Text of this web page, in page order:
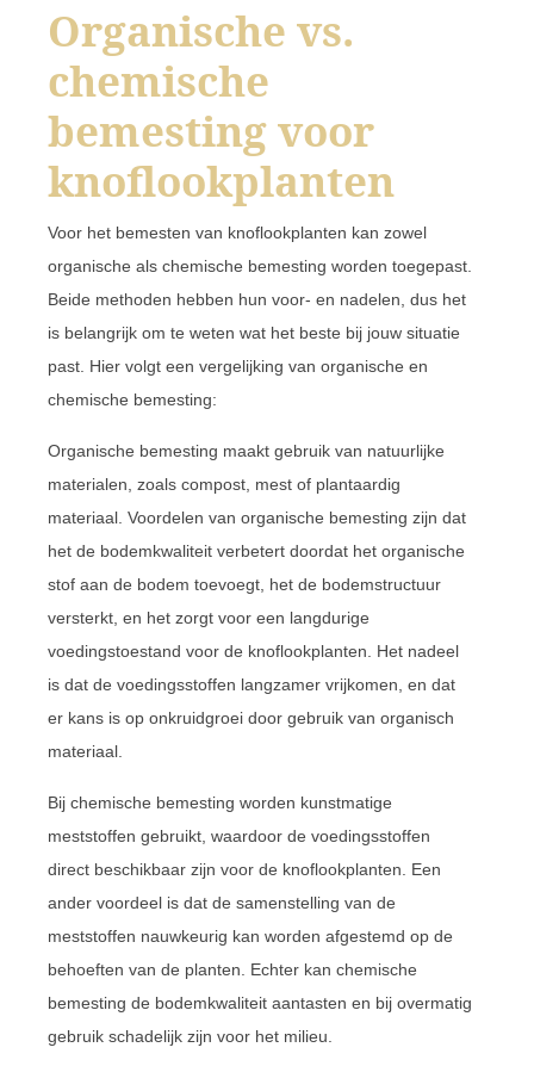
Organische vs.
chemische
bemesting voor
knoflookplanten
Voor het bemesten van knoflookplanten kan zowel
organische als chemische bemesting worden toegepast.
Beide methoden hebben hun voor- en nadelen, dus het
is belangrijk om te weten wat het beste bij jouw situatie
past. Hier volgt een vergelijking van organische en
chemische bemesting:
Organische bemesting maakt gebruik van natuurlijke
materialen, zoals compost, mest of plantaardig
materiaal. Voordelen van organische bemesting zijn dat
het de bodemkwaliteit verbetert doordat het organische
stof aan de bodem toevoegt, het de bodemstructuur
versterkt, en het zorgt voor een langdurige
voedingstoestand voor de knoflookplanten. Het nadeel
is dat de voedingsstoffen langzamer vrijkomen, en dat
er kans is op onkruidgroei door gebruik van organisch
materiaal.
Bij chemische bemesting worden kunstmatige
meststoffen gebruikt, waardoor de voedingsstoffen
direct beschikbaar zijn voor de knoflookplanten. Een
ander voordeel is dat de samenstelling van de
meststoffen nauwkeurig kan worden afgestemd op de
behoeften van de planten. Echter kan chemische
bemesting de bodemkwaliteit aantasten en bij overmatig
gebruik schadelijk zijn voor het milieu.